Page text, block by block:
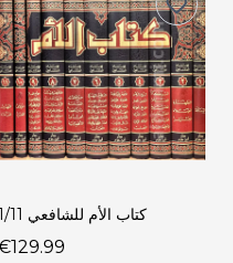
كتاب الأم للشافعي 1/11